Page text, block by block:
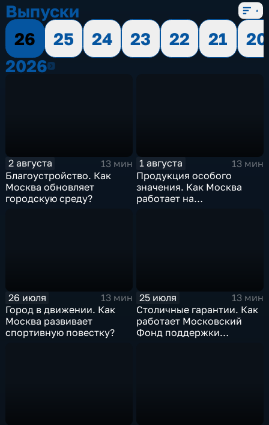
Выпуски
26
25 24 23 22 21
20
20262026
2 августа
13 мин
Благоустройство. Как
Москва обновляет
городскую среду?
1 августа
13 мин
Продукция особого
значения. Как Москва
работает на
26 июля
13 мин
Город в движении. Как
Москва развивает
спортивную повестку?
25 июля
13 мин
Столичные гарантии. Как
работает Московский
Фонд поддержки